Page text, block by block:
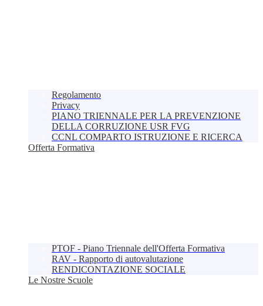
Regolamento
Privacy
PIANO TRIENNALE PER LA PREVENZIONE
DELLA CORRUZIONE USR FVG
CCNL COMPARTO ISTRUZIONE E RICERCA
Offerta Formativa
PTOF - Piano Triennale dell'Offerta Formativa
RAV - Rapporto di autovalutazione
RENDICONTAZIONE SOCIALE
Le Nostre Scuole